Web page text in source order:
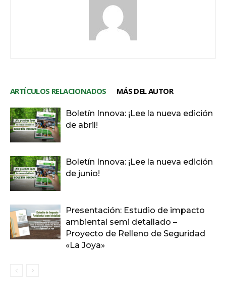
ARTÍCULOS RELACIONADOS MÁS DEL AUTOR
Boletín Innova: ¡Lee la nueva edición
de abril!
Boletín Innova: ¡Lee la nueva edición
de junio!
Presentación: Estudio de impacto
ambiental semi detallado –
Proyecto de Relleno de Seguridad
«La Joya»